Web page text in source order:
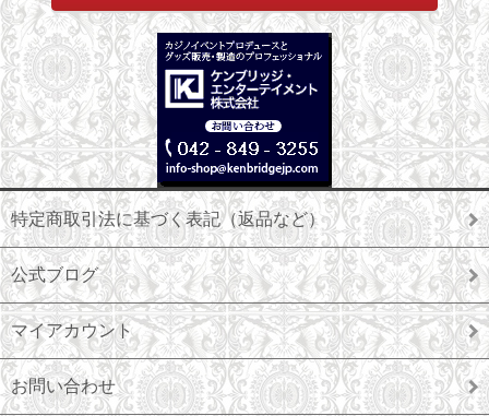
特定商取引法に基づく表記（返品など）
公式ブログ
マイアカウント
お問い合わせ